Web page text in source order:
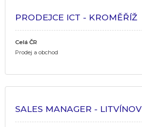
PRODEJCE ICT - KROMĚŘÍŽ
Celá ČR
Prodej a obchod
SALES MANAGER - LITVÍNOV